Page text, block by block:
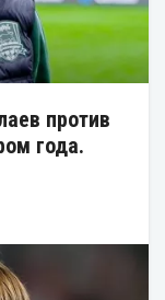
против
года.